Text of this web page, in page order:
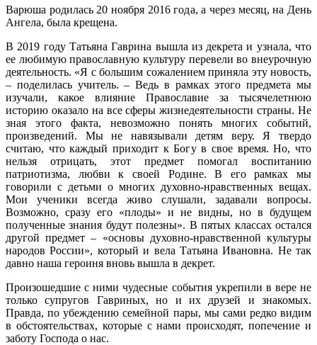
Варюша родилась 20 ноября 2016 года, а через месяц, на День
Ангела, была крещена.
В 2019 году Татьяна Гаврина вышла из декрета и узнала, что
ее любимую православную культуру перевели во внеурочную
деятельность. «Я с большим сожалением приняла эту новость,
– поделилась учитель. – Ведь в рамках этого предмета мы
изучали, какое влияние Православие за тысячелетнюю
историю оказало на все сферы жизнедеятельности страны. Не
зная этого факта, невозможно понять многих событий,
произведений. Мы не навязывали детям веру. Я твердо
считаю, что каждый приходит к Богу в свое время. Но, что
нельзя отрицать, этот предмет помогал воспитанию
патриотизма, любви к своей Родине. В его рамках мы
говорили с детьми о многих духовно-нравственных вещах.
Мои ученики всегда живо слушали, задавали вопросы.
Возможно, сразу его «плоды» и не видны, но в будущем
полученные знания будут полезны». В пятых классах остался
другой предмет – «основы духовно-нравственной культуры
народов России», который и вела Татьяна Ивановна. Не так
давно наша героиня вновь вышла в декрет.
Произошедшие с ними чудесные события укрепили в вере не
только супругов Гавриных, но и их друзей и знакомых.
Правда, по убеждению семейной пары, мы сами редко видим
в обстоятельствах, которые с нами происходят, попечение и
заботу Господа о нас.